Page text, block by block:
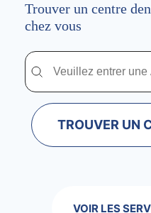
Trouver un centre
chez vous
Trouver un centre
Trouver un centre dentaire
TROUVER UN
VOIR LES